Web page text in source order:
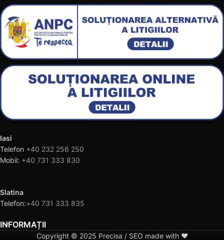
Iasi
Telefon +40 232 256 250
Mobil: +40 731 333 830
Slatina
Telefon:+40 731 333 835
INFORMAȚII
Copyright © 2025 Precisa / SEO made with ❤️